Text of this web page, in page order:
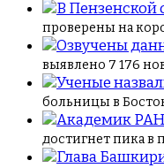
проверены на
выявлено 7 176
больницы в
достигнет пика в